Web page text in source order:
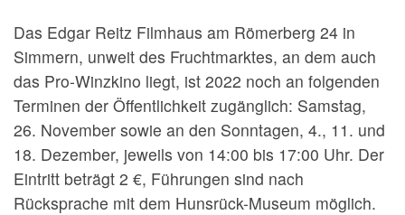
Das Edgar Reitz Filmhaus am Römerberg 24 in
Simmern, unweit des Fruchtmarktes, an dem auch
das Pro-Winzkino liegt, ist 2022 noch an folgenden
Terminen der Öffentlichkeit zugänglich: Samstag,
26. November sowie an den Sonntagen, 4., 11. und
18. Dezember, jeweils von 14:00 bis 17:00 Uhr. Der
Eintritt beträgt 2 €, Führungen sind nach
Rücksprache mit dem Hunsrück-Museum möglich.